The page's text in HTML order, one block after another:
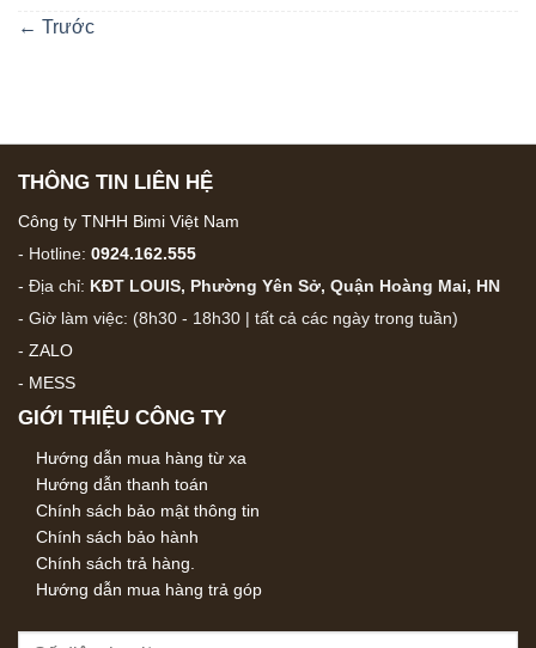
← Trước
THÔNG TIN LIÊN HỆ
Công ty TNHH Bimi Việt Nam
- Hotline: 0924.162.555
- Địa chỉ: KĐT LOUIS, Phường Yên Sở, Quận Hoàng Mai, HN
- Giờ làm việc: (8h30 - 18h30 | tất cả các ngày trong tuần)
- ZALO
- MESS
GIỚI THIỆU CÔNG TY
Hướng dẫn mua hàng từ xa
Hướng dẫn thanh toán
Chính sách bảo mật thông tin
Chính sách bảo hành
Chính sách trả hàng.
Hướng dẫn mua hàng trả góp